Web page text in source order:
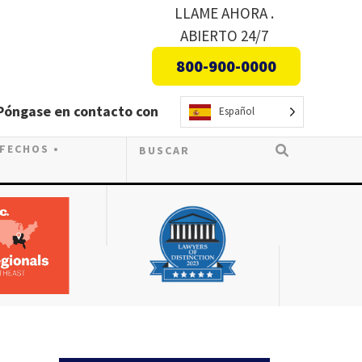
LLAME AHORA .
ABIERTO 24/7
800-900-0000
en contacto con Español